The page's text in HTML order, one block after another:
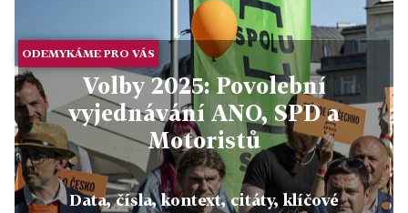
ODEMYKÁME PRO VÁS
Volby 2025: Povolební
vyjednávání ANO, SPD a
Motoristů
Data, čísla, kontext, citáty, klíčové